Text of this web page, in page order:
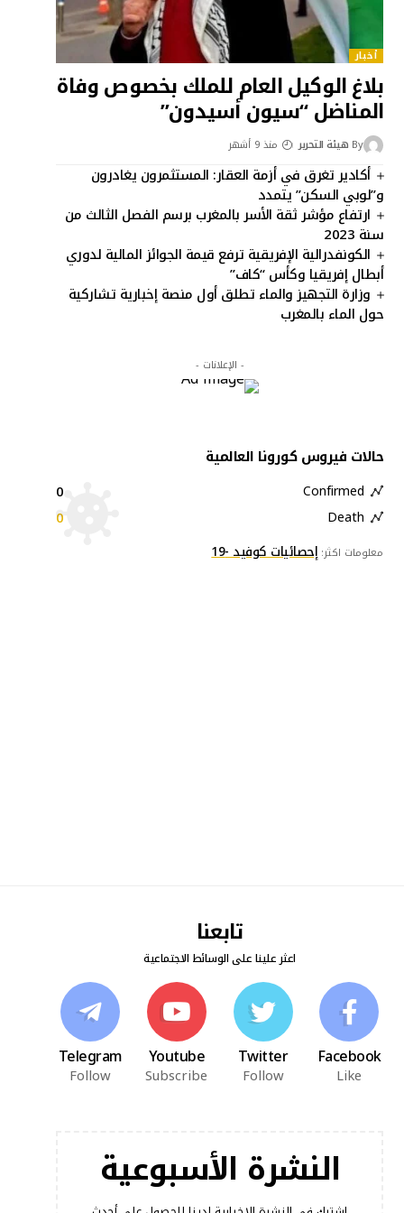
أخبار
بلاغ الوكيل العام للملك بخصوص وفاة
المناضل “سيون أسيدون”
By هيئة التحرير منذ 9 أشهر
أكادير تغرق في أزمة العقار: المستثمرون يغادرون
و”لوبي السكن” يتمدد
ارتفاع مؤشر ثقة الأسر بالمغرب برسم الفصل الثالث من
سنة 2023
الكونفدرالية الإفريقية ترفع قيمة الجوائز المالية لدوري
أبطال إفريقيا وكأس “كاف”
وزارة التجهيز والماء تطلق أول منصة إخبارية تشاركية
حول الماء بالمغرب
- الإعلانات -
حالات فيروس كورونا العالمية
Confirmed
0
Death
0
معلومات اكثر:إحصائيات كوفيد -19
تابعنا
اعثر علينا على الوسائط الاجتماعية
Facebook
Like
Twitter
Follow
Youtube
Subscribe
Telegram
Follow
النشرة الأسبوعية